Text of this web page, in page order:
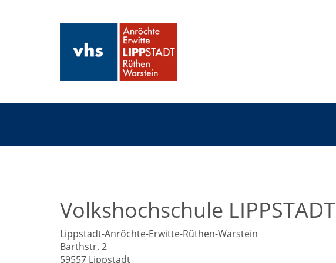
Volkshochschule LIPPSTADT
Lippstadt-Anröchte-Erwitte-Rüthen-Warstein
Barthstr. 2
59557 Lippstadt